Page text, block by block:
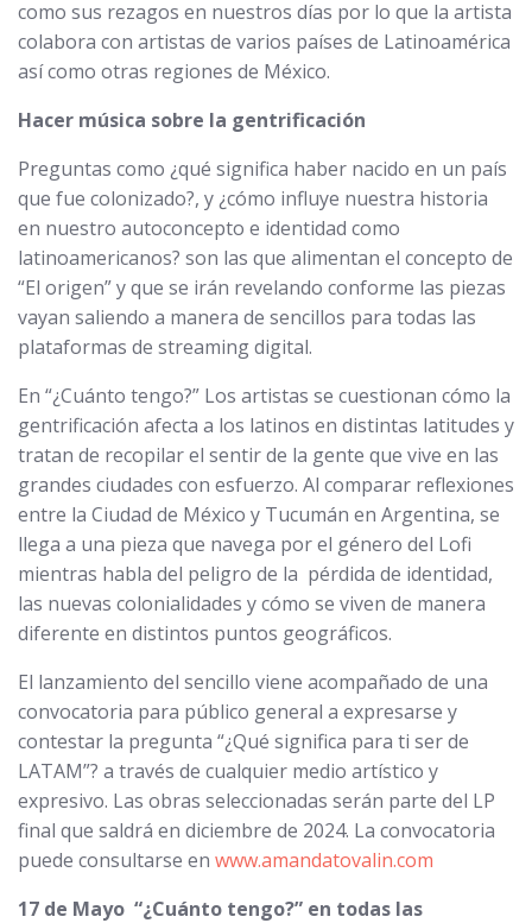
como sus rezagos en nuestros días por lo que la artista
colabora con artistas de varios países de Latinoamérica
así como otras regiones de México.
Hacer música sobre la gentrificación
Preguntas como ¿qué significa haber nacido en un país
que fue colonizado?, y ¿cómo influye nuestra historia
en nuestro autoconcepto e identidad como
latinoamericanos? son las que alimentan el concepto de
“El origen” y que se irán revelando conforme las piezas
vayan saliendo a manera de sencillos para todas las
plataformas de streaming digital.
En “¿Cuánto tengo?” Los artistas se cuestionan cómo la
gentrificación afecta a los latinos en distintas latitudes y
tratan de recopilar el sentir de la gente que vive en las
grandes ciudades con esfuerzo. Al comparar reflexiones
entre la Ciudad de México y Tucumán en Argentina, se
llega a una pieza que navega por el género del Lofi
mientras habla del peligro de la pérdida de identidad,
las nuevas colonialidades y cómo se viven de manera
diferente en distintos puntos geográficos.
El lanzamiento del sencillo viene acompañado de una
convocatoria para público general a expresarse y
contestar la pregunta “¿Qué significa para ti ser de
LATAM”? a través de cualquier medio artístico y
expresivo. Las obras seleccionadas serán parte del LP
final que saldrá en diciembre de 2024. La convocatoria
puede consultarse en www.amandatovalin.com
17 de Mayo “¿Cuánto tengo?” en todas las